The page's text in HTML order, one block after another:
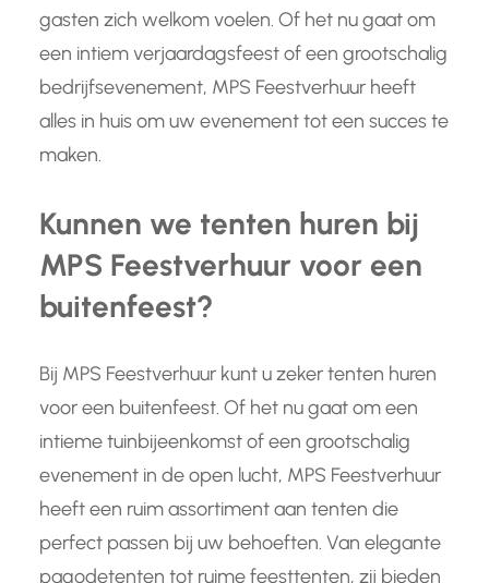
gasten zich welkom voelen. Of het nu gaat om
een intiem verjaardagsfeest of een grootschalig
bedrijfsevenement, MPS Feestverhuur heeft
alles in huis om uw evenement tot een succes te
maken.
Kunnen we tenten huren bij
MPS Feestverhuur voor een
buitenfeest?
Bij MPS Feestverhuur kunt u zeker tenten huren
voor een buitenfeest. Of het nu gaat om een
intieme tuinbijeenkomst of een grootschalig
evenement in de open lucht, MPS Feestverhuur
heeft een ruim assortiment aan tenten die
perfect passen bij uw behoeften. Van elegante
pagodetenten tot ruime feesttenten, zij bieden